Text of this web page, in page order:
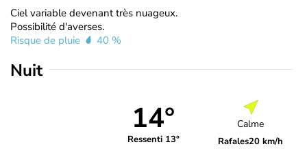
Ciel variable devenant très nuageux.
Possibilité d'averses.
Risque de pluie
40 %
Nuit
14°
Ressenti 13°
Calme
Rafales20 km/h